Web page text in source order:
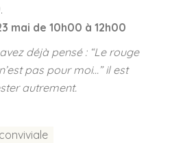
.
mai de 10h00 à 12h00
déjà pensé : “Le rouge
pas pour moi…” il est
autrement.